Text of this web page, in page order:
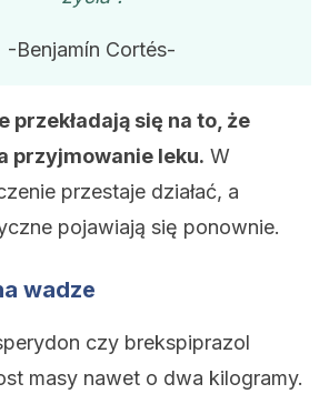
-Benjamín Cortés-
przekładają się na to, że
przyjmowanie leku. W
przestaje działać, a
pojawiają się ponownie.
wadze
czy brekspiprazol
masy nawet o dwa kilogramy.